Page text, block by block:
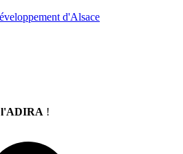
l'ADIRA !